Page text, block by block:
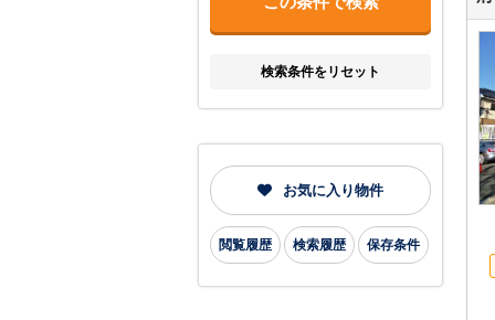
検索条件をリセット
お気に入り物件
閲覧履歴 検索履歴 保存条件